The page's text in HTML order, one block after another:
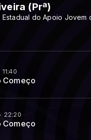
(Prª)
do Apoio Jovem
Começo
22:20
Começo